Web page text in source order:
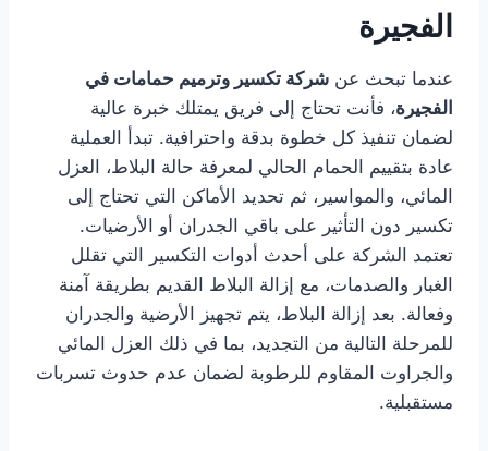
الفجيرة
عندما تبحث عن شركة تكسير وترميم حمامات في
الفجيرة، فأنت تحتاج إلى فريق يمتلك خبرة عالية
لضمان تنفيذ كل خطوة بدقة واحترافية. تبدأ العملية
عادة بتقييم الحمام الحالي لمعرفة حالة البلاط، العزل
المائي، والمواسير، ثم تحديد الأماكن التي تحتاج إلى
تكسير دون التأثير على باقي الجدران أو الأرضيات.
تعتمد الشركة على أحدث أدوات التكسير التي تقلل
الغبار والصدمات، مع إزالة البلاط القديم بطريقة آمنة
وفعالة. بعد إزالة البلاط، يتم تجهيز الأرضية والجدران
للمرحلة التالية من التجديد، بما في ذلك العزل المائي
والجراوت المقاوم للرطوبة لضمان عدم حدوث تسربات
مستقبلية.